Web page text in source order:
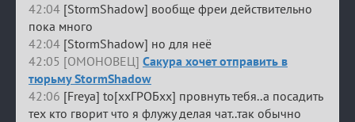
42:04 [StormShadow] вообще фреи действительно
пока много
42:04 [StormShadow] но для неё
42:05 [ОМОНОВЕЦ] Сакура хочет отправить в
тюрьму StormShadow
42:06 [Freya] to[ххГРОБхх] провнуть тебя..а посадить
тех кто гворит что я флужу делая чат..так обычно